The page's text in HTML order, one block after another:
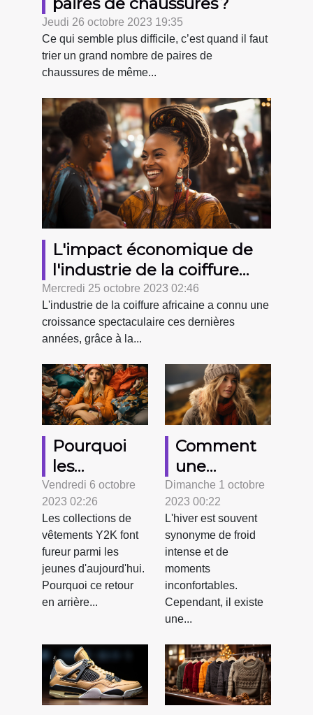
Jeudi 26 octobre 2023 19:35
Ce qui semble plus difficile, c’est quand il faut
trier un grand nombre de paires de
chaussures de même...
L'impact économique de
l'industrie de la coiffure
africaine
Mercredi 25 octobre 2023 02:46
L'industrie de la coiffure africaine a connu une
croissance spectaculaire ces dernières
années, grâce à la...
Pourquoi
les
collections
de
vêtements
Y2K sont-
elles si
prisées par
les jeunes
?
Vendredi 6 octobre
2023 02:26
Les collections de
vêtements Y2K font
fureur parmi les
jeunes d'aujourd'hui.
Pourquoi ce retour
en arrière...
Comment
une
écharpe
chauffante
peut-elle
améliorer
votre
confort en
hiver
Dimanche 1 octobre
2023 00:22
L'hiver est souvent
synonyme de froid
intense et de
moments
inconfortables.
Cependant, il existe
une...